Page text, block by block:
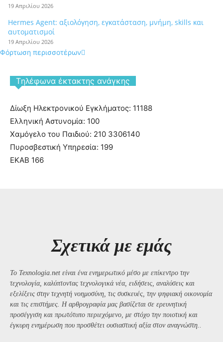
19 Απριλίου 2026
Hermes Agent: αξιολόγηση, εγκατάσταση, μνήμη, skills και
αυτοματισμοί
19 Απριλίου 2026
Φόρτωση περισσοτέρων
Tηλέφωνα έκτακτης ανάγκης
Δίωξη Ηλεκτρονικού Εγκλήματος: 11188
Ελληνική Αστυνομία: 100
Χαμόγελο του Παιδιού: 210 3306140
Πυροσβεστική Υπηρεσία: 199
ΕΚΑΒ 166
Σχετικά με εμάς
Το Texnologia.net είναι ένα ενημερωτικό μέσο με επίκεντρο την
τεχνολογία, καλύπτοντας τεχνολογικά νέα, ειδήσεις, αναλύσεις και
εξελίξεις στην τεχνητή νοημοσύνη, τις συσκευές, την ψηφιακή οικονομία
και τις επιστήμες. Η αρθρογραφία μας βασίζεται σε ερευνητική
προσέγγιση και πρωτότυπο περιεχόμενο, με στόχο την ποιοτική και
έγκυρη ενημέρωση που προσθέτει ουσιαστική αξία στον αναγνώστη..